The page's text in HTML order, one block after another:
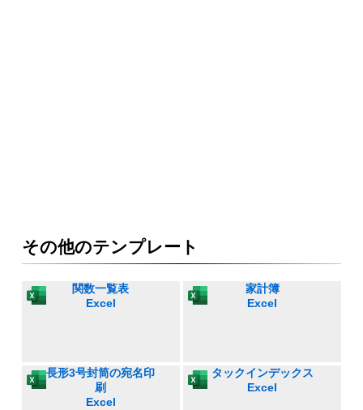
その他のテンプレート
関数一覧表
Excel
家計簿
Excel
長形3号封筒の宛名印
刷
Excel
タックインデックス
Excel